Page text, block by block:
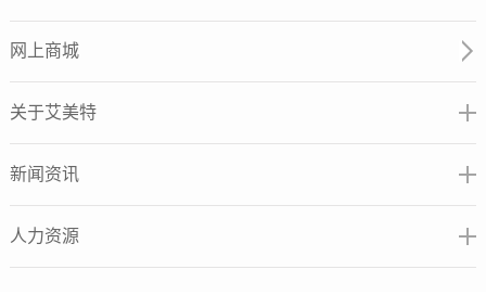
网上商城
关于艾美特
新闻资讯
人力资源